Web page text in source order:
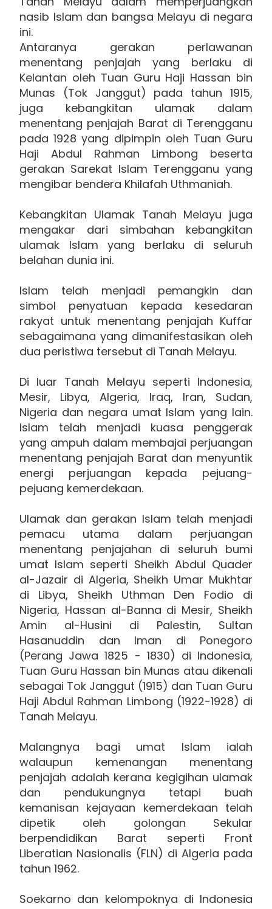
nasib Islam dan bangsa Melayu di negara
ini.
Antaranya gerakan perlawanan
menentang penjajah yang berlaku di
Kelantan oleh Tuan Guru Haji Hassan bin
Munas (Tok Janggut) pada tahun 1915,
juga kebangkitan ulamak dalam
menentang penjajah Barat di Terengganu
pada 1928 yang dipimpin oleh Tuan Guru
Haji Abdul Rahman Limbong beserta
gerakan Sarekat Islam Terengganu yang
mengibar bendera Khilafah Uthmaniah.
Kebangkitan Ulamak Tanah Melayu juga
mengakar dari simbahan kebangkitan
ulamak Islam yang berlaku di seluruh
belahan dunia ini.
Islam telah menjadi pemangkin dan
simbol penyatuan kepada kesedaran
rakyat untuk menentang penjajah Kuffar
sebagaimana yang dimanifestasikan oleh
dua peristiwa tersebut di Tanah Melayu.
Di luar Tanah Melayu seperti Indonesia,
Mesir, Libya, Algeria, Iraq, Iran, Sudan,
Nigeria dan negara umat Islam yang lain.
Islam telah menjadi kuasa penggerak
yang ampuh dalam membajai perjuangan
menentang penjajah Barat dan menyuntik
energi perjuangan kepada pejuang-
pejuang kemerdekaan.
Ulamak dan gerakan Islam telah menjadi
pemacu utama dalam perjuangan
menentang penjajahan di seluruh bumi
umat Islam seperti Sheikh Abdul Quader
al-Jazair di Algeria, Sheikh Umar Mukhtar
di Libya, Sheikh Uthman Den Fodio di
Nigeria, Hassan al-Banna di Mesir, Sheikh
Amin al-Husini di Palestin, Sultan
Hasanuddin dan Iman di Ponegoro
(Perang Jawa 1825 - 1830) di Indonesia,
Tuan Guru Hassan bin Munas atau dikenali
sebagai Tok Janggut (1915) dan Tuan Guru
Haji Abdul Rahman Limbong (1922-1928) di
Tanah Melayu.
Malangnya bagi umat Islam ialah
walaupun kemenangan menentang
penjajah adalah kerana kegigihan ulamak
dan pendukungnya tetapi buah
kemanisan kejayaan kemerdekaan telah
dipetik oleh golongan Sekular
berpendidikan Barat seperti Front
Liberatian Nasionalis (FLN) di Algeria pada
tahun 1962.
Soekarno dan kelompoknya di Indonesia